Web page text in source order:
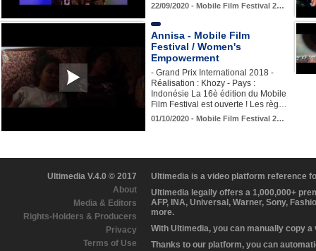
22/09/2020 - Mobile Film Festival 2…
Annisa - Mobile Film
Festival / Women's
Empowerment
- Grand Prix International 2018 -
Réalisation : Khozy - Pays :
Indonésie La 16è édition du Mobile
Film Festival est ouverte ! Les règ…
01/10/2020 - Mobile Film Festival 2…
Ultimedia V.4.0 © 2017
About
Media & Editors
Rights-Holders & Producers
Privacy
Terms of Use
Ultimedia is a video platform reference
Ultimedia legally offers a 1,000,000+
AFP, INA, Universal, Warner, Sony,
more.
With Ultimedia, you can manually copy
Thanks to our platform, you can